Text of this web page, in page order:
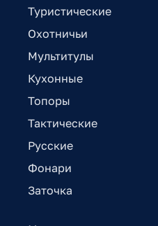
Туристические
Охотничьи
Мультитулы
Кухонные
Топоры
Тактические
Русские
Фонари
Заточка